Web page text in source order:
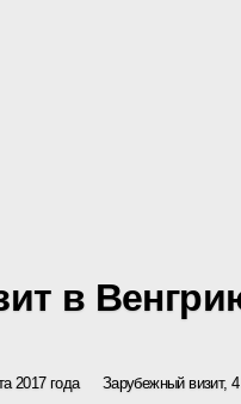
в
2017 года Зарубежный визит,